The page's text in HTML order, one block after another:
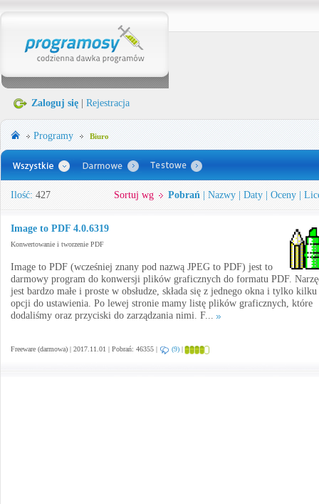
Zaloguj się Rejestracja
Programy Biuro
Ilość: 427 Sortuj wg Pobrań Nazwy Daty Oceny
Image to PDF 4.0.6319
Konwertowanie i tworzenie PDF
Image to PDF (wcześniej znany pod nazwą JPEG to PDF) jest to
darmowy program do konwersji plików graficznych do formatu PDF.
jest bardzo małe i proste w obsłudze, składa się z jednego okna i tylko kilku
opcji do ustawienia. Po lewej stronie mamy listę plików graficznych, które
dodaliśmy oraz przyciski do zarządzania nimi. F...
Freeware (darmowa) | 2017.11.01 | Pobrań: 46355 | (9) |